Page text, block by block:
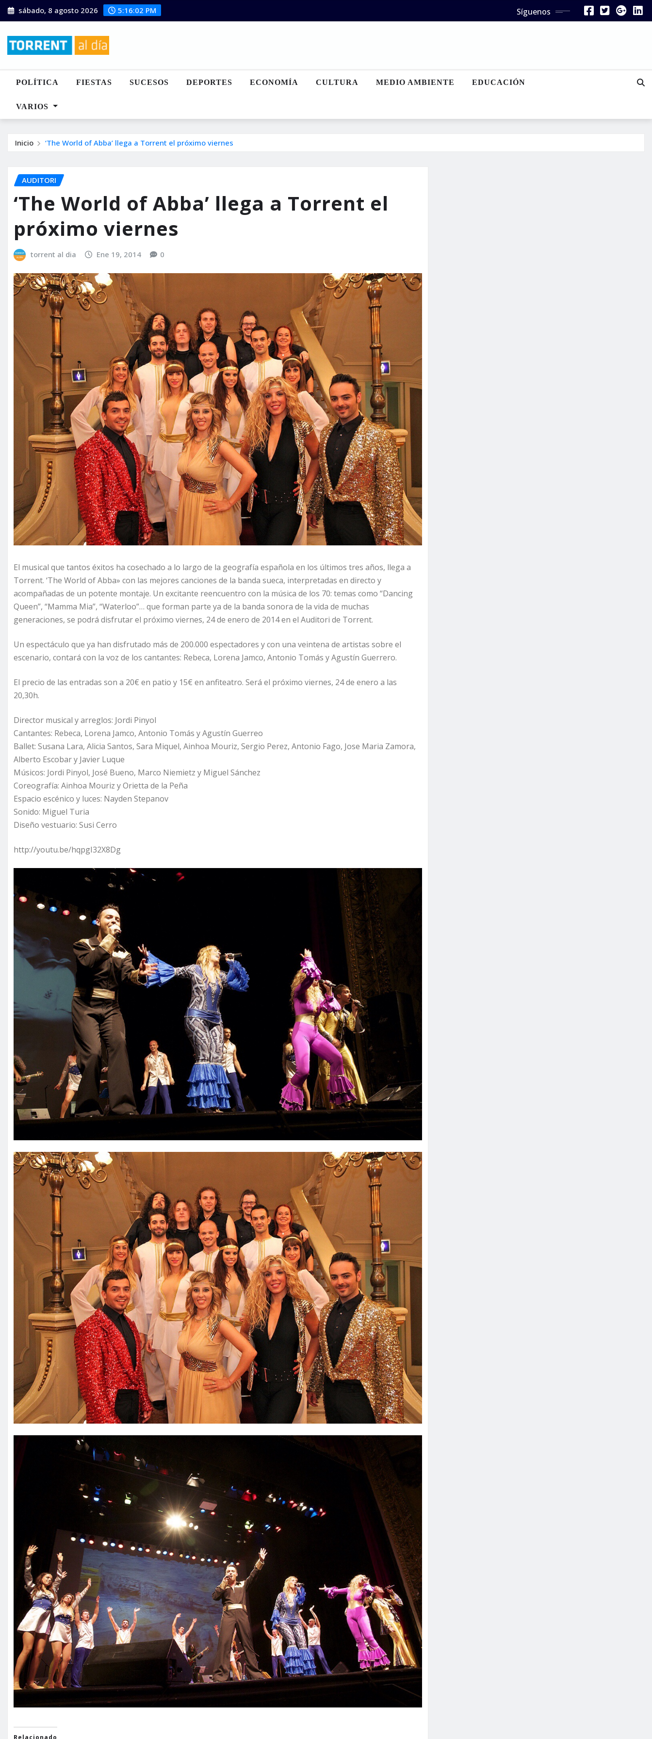
Saltar
al
sábado, 8 agosto 2026 5:16:04 PM Síguenos
POLÍTICA FIESTAS SUCESOS DEPORTES ECONOMÍA CULTURA MEDIO AMBIENTE EDUCACIÓN
VARIOS
Inicio ‘The World of Abba’ llega a Torrent el próximo viernes
AUDITORI
‘The World of Abba’ llega a Torrent el
próximo viernes
torrent al dia Ene 19, 2014 0
El musical que tantos éxitos ha cosechado a lo largo de la geografía española en los últimos tres años, llega a
Torrent. ‘The World of Abba» con las mejores canciones de la banda sueca, interpretadas en directo y
acompañadas de un potente montaje. Un excitante reencuentro con la música de los 70: temas como “Dancing
Queen”, “Mamma Mia”, “Waterloo”… que forman parte ya de la banda sonora de la vida de muchas
generaciones, se podrá disfrutar el próximo viernes, 24 de enero de 2014 en el Auditori de Torrent.
Un espectáculo que ya han disfrutado más de 200.000 espectadores y con una veintena de artistas sobre el
escenario, contará con la voz de los cantantes: Rebeca, Lorena Jamco, Antonio Tomás y Agustín Guerrero.
El precio de las entradas son a 20€ en patio y 15€ en anfiteatro. Será el próximo viernes, 24 de enero a las
20,30h.
Director musical y arreglos: Jordi Pinyol
Cantantes: Rebeca, Lorena Jamco, Antonio Tomás y Agustín Guerreo
Ballet: Susana Lara, Alicia Santos, Sara Miquel, Ainhoa Mouriz, Sergio Perez, Antonio Fago, Jose Maria Zamora,
Alberto Escobar y Javier Luque
Músicos: Jordi Pinyol, José Bueno, Marco Niemietz y Miguel Sánchez
Coreografía: Ainhoa Mouriz y Orietta de la Peña
Espacio escénico y luces: Nayden Stepanov
Sonido: Miguel Turia
Diseño vestuario: Susi Cerro
http://youtu.be/hqpgI32X8Dg